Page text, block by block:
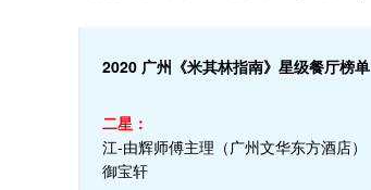
2020 广州《米其林指南》星级餐厅榜单
二星：
江-由辉师傅主理（广州文华东方酒店）
御宝轩